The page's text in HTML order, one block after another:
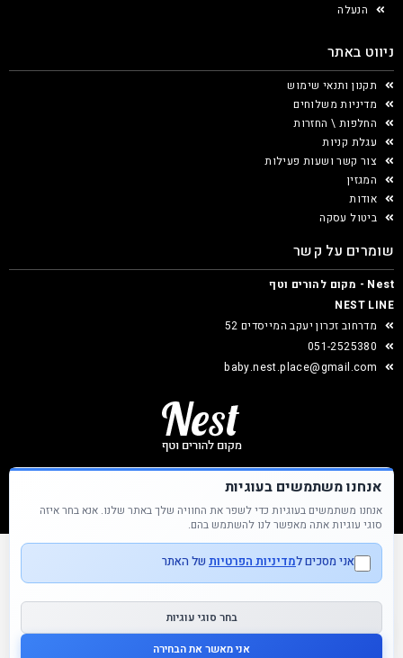
הנעלה
ניווט באתר
תקנון ותנאי שימוש
מדיניות משלוחים
החלפות \ החזרות
עגלת קניות
צור קשר ושעות פעילות
המגזין
אודות
ביטול עסקה
שומרים על קשר
Nest - מקום להורים וטף
NEST LINE
מדרחוב זכרון יעקב המייסדים 52
051-2525380
baby.nest.place@gmail.com
Nest &copy כל הזכויות שמורות
אנחנו משתמשים בעוגיות
אנחנו משתמשים בעוגיות כדי לשפר את החוויה שלך באתר שלנו. אנא בחר איזה
סוגי עוגיות אתה מאפשר לנו להשתמש בהם.
אני מסכים למדיניות הפרטיות של האתר
בחר סוגי עוגיות
אני מאשר את הבחירה